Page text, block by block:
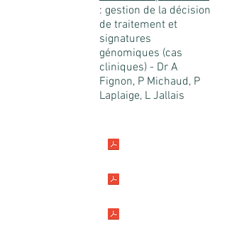
: gestion de la décision
de traitement et
signatures
génomiques (cas
cliniques) - Dr A
Fignon, P Michaud, P
Laplaige, L Jallais